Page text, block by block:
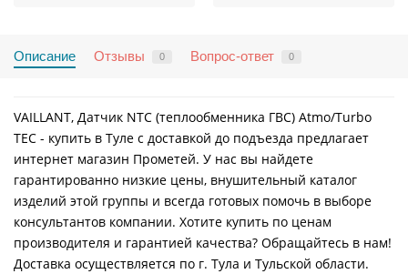
Описание Отзывы 0 Вопрос-ответ 0
VAILLANT, Датчик NTC (теплообменника ГВС) Atmo/Turbo
TEC - купить в Туле с доставкой до подъезда предлагает
интернет магазин Прометей. У нас вы найдете
гарантированно низкие цены, внушительный каталог
изделий этой группы и всегда готовых помочь в выборе
консультантов компании. Хотите купить по ценам
производителя и гарантией качества? Обращайтесь в нам!
Доставка осуществляется по г. Тула и Тульской области.